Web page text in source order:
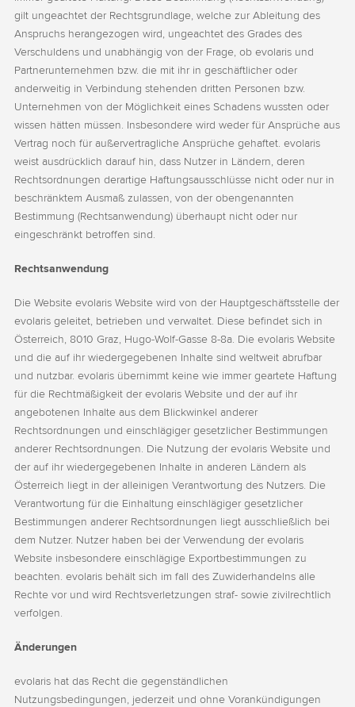
gilt ungeachtet der Rechtsgrundlage, welche zur Ableitung des
Anspruchs herangezogen wird, ungeachtet des Grades des
Verschuldens und unabhängig von der Frage, ob evolaris und
Partnerunternehmen bzw. die mit ihr in geschäftlicher oder
anderweitig in Verbindung stehenden dritten Personen bzw.
Unternehmen von der Möglichkeit eines Schadens wussten oder
wissen hätten müssen. Insbesondere wird weder für Ansprüche aus
Vertrag noch für außervertragliche Ansprüche gehaftet. evolaris
weist ausdrücklich darauf hin, dass Nutzer in Ländern, deren
Rechtsordnungen derartige Haftungsausschlüsse nicht oder nur in
beschränktem Ausmaß zulassen, von der obengenannten
Bestimmung (Rechtsanwendung) überhaupt nicht oder nur
eingeschränkt betroffen sind.
Rechtsanwendung
Die Website evolaris Website wird von der Hauptgeschäftsstelle der
evolaris geleitet, betrieben und verwaltet. Diese befindet sich in
Österreich, 8010 Graz, Hugo-Wolf-Gasse 8-8a. Die evolaris Website
und die auf ihr wiedergegebenen Inhalte sind weltweit abrufbar
und nutzbar. evolaris übernimmt keine wie immer geartete Haftung
für die Rechtmäßigkeit der evolaris Website und der auf ihr
angebotenen Inhalte aus dem Blickwinkel anderer
Rechtsordnungen und einschlägiger gesetzlicher Bestimmungen
anderer Rechtsordnungen. Die Nutzung der evolaris Website und
der auf ihr wiedergegebenen Inhalte in anderen Ländern als
Österreich liegt in der alleinigen Verantwortung des Nutzers. Die
Verantwortung für die Einhaltung einschlägiger gesetzlicher
Bestimmungen anderer Rechtsordnungen liegt ausschließlich bei
dem Nutzer. Nutzer haben bei der Verwendung der evolaris
Website insbesondere einschlägige Exportbestimmungen zu
beachten. evolaris behält sich im fall des Zuwiderhandelns alle
Rechte vor und wird Rechtsverletzungen straf- sowie zivilrechtlich
verfolgen.
Änderungen
evolaris hat das Recht die gegenständlichen
Nutzungsbedingungen, jederzeit und ohne Vorankündigungen